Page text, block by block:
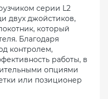
серии L2
двух джойстиков,
который
Благодаря
контролем,
работы, в
опциями
или позиционер